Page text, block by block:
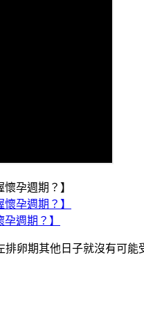
週期？】
卵期其他日子就沒有可能